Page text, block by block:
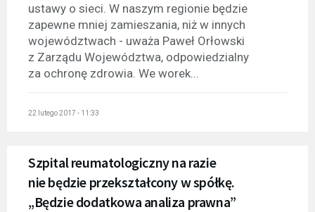
ustawy o sieci. W naszym regionie będzie
zapewne mniej zamieszania, niż w innych
województwach - uważa Paweł Orłowski
z Zarządu Województwa, odpowiedzialny
za ochronę zdrowia. We worek...
22 lutego 2017 - 11:33
Szpital reumatologiczny na razie
nie będzie przekształcony w spółkę.
„Będzie dodatkowa analiza prawna”